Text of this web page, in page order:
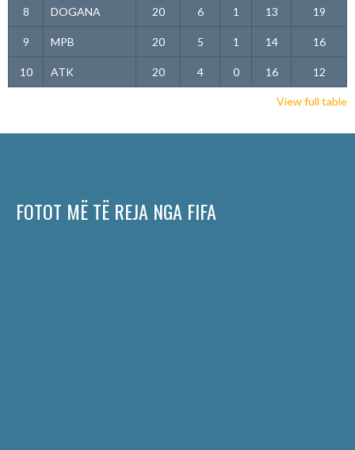
8 DOGANA 20 6 1 13 19
9 MPB 20 5 1 14 16
10 ATK 20 4 0 16 12
View full table
FOTOT MË TË REJA NGA FIFA